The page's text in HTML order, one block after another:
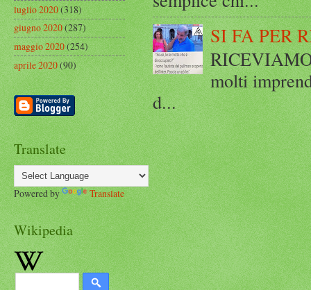
SI FA PER
molti
d...
luglio 2020(318)
giugno 2020(287)
maggio 2020(254)
aprile 2020(90)
Translate
Powered by Translate
Wikipedia